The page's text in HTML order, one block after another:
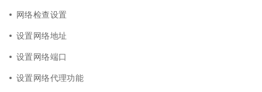
网络检查设置
设置网络地址
设置网络端口
设置网络代理功能